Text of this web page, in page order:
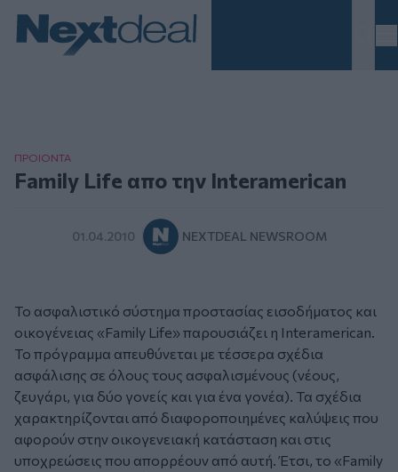
ΠΡΟΙΟΝΤΑ
Family Life απο την Interamerican
01.04.2010 NEXTDEAL NEWSROOM
Το ασφαλιστικό σύστημα προστασίας εισοδήματος και
οικογένειας «Family Life» παρουσιάζει η Interamerican.
Το πρόγραμμα απευθύνεται με τέσσερα σχέδια
ασφάλισης σε όλους τους ασφαλισμένους (νέους,
ζευγάρι, για δύο γονείς και για ένα γονέα). Τα σχέδια
χαρακτηρίζονται από διαφοροποιημένες καλύψεις που
αφορούν στην οικογενειακή κατάσταση και στις
υποχρεώσεις που απορρέουν από αυτή. Έτσι, το «Family